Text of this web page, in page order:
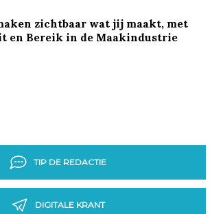
zichtbaar wat jij maakt, met
en Bereik in de Maakindustrie
TIP DE REDACTIE
DIGITALE KRANT